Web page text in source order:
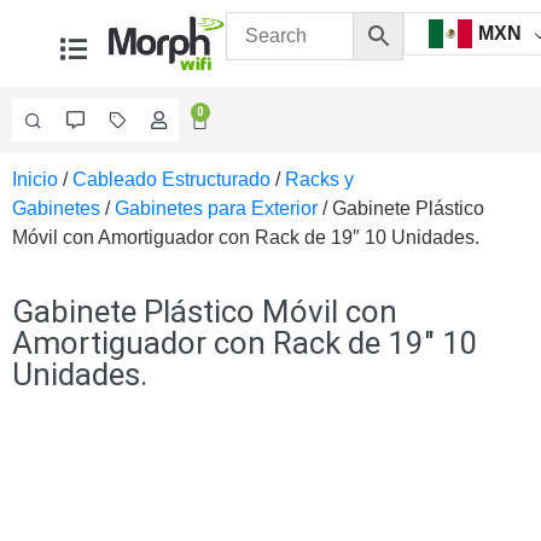
MXN
0
Videovigilancia
Accesorios
Generales
Ethernet y
Fibra Accesorios
para
Computadora
Inicio /Cableado Estructurado / Racks y
Gabinetes /Gabinetes para Exterior / Gabinete Plástico
Móvil con Amortiguador con Rack de 19″ 10 Unidades.
Gabinete Plástico Móvil con
Amortiguador con Rack de 19″ 10
Unidades.